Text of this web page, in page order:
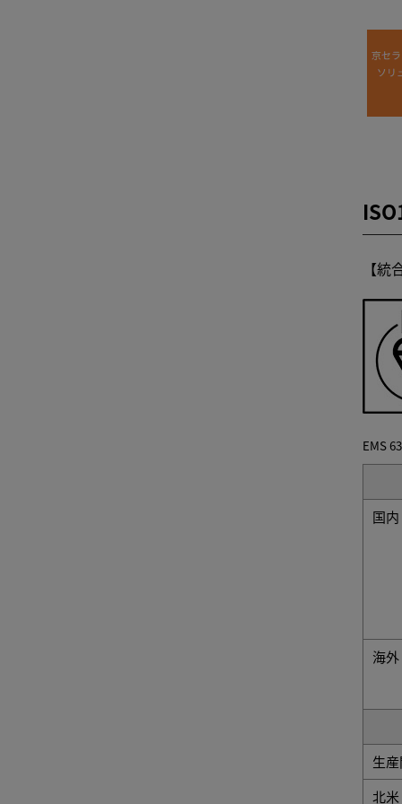
【統
EMS
国内
海外
生
北